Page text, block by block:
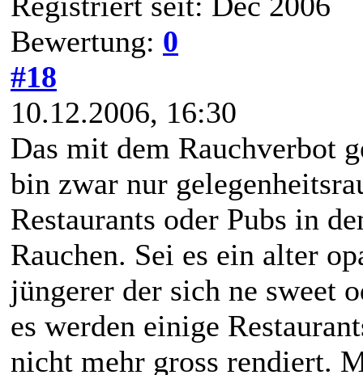
Bewertung: 0
#18
10.12.2006, 16:30
Das mit dem Rauchverbot
bin zwar nur
Restaurants oder Pubs in
Rauchen. Sei es ein alter
jüngerer der sich ne sweet
es werden einige
nicht mehr gross rendiert.